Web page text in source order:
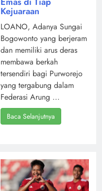
Kejuaraan
LOANO, Adanya Sungai
Bogowonto yang berjeram
dan memiliki arus deras
membawa berkah
tersendiri bagi Purworejo
yang tergabung dalam
Federasi Arung ...
Baca Selanjutnya